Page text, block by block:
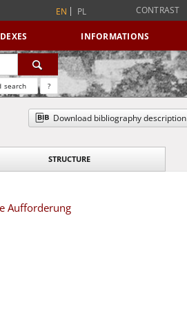
EN PL CONTRAST
INFORMATIONS
search ?
Download bibliography description
STRUCTURE
Aufforderung